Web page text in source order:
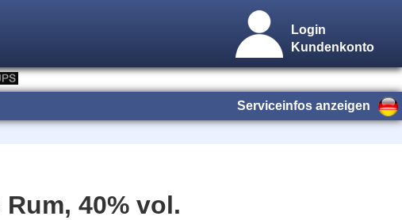
Login
Kundenkonto
Serviceinfos anzeigen
40% vol.